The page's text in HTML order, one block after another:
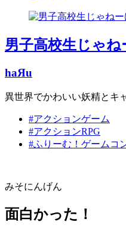
男子高校生じゃ
haЯu
異世界でかわいい妖精とキ
#アクションゲーム
#アクションRPG
#ふりーむ！ゲームコ
みそにんげん
面白かった！